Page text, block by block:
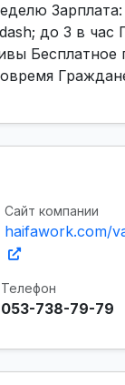
до 3 в час
Бесплатное
Сайт компании
haifawork.com/
Телефон
053-738-79-79